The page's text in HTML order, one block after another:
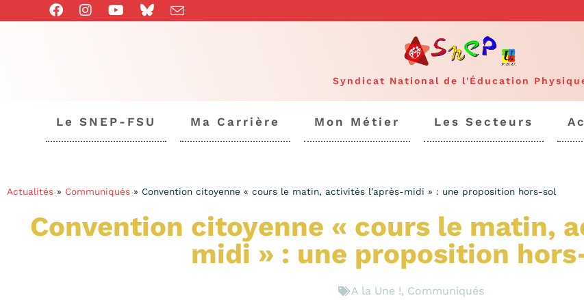
Syndicat National de l'Éducation
Le SNEP-FSU Ma Carrière Mon Métier Les Secteurs
Actualités » Communiqués » Convention citoyenne « cours le matin, activités l’après-midi » : une proposition hors-sol
Convention citoyenne « cours le matin,
midi » : une proposition
A la Une !, Communiqués